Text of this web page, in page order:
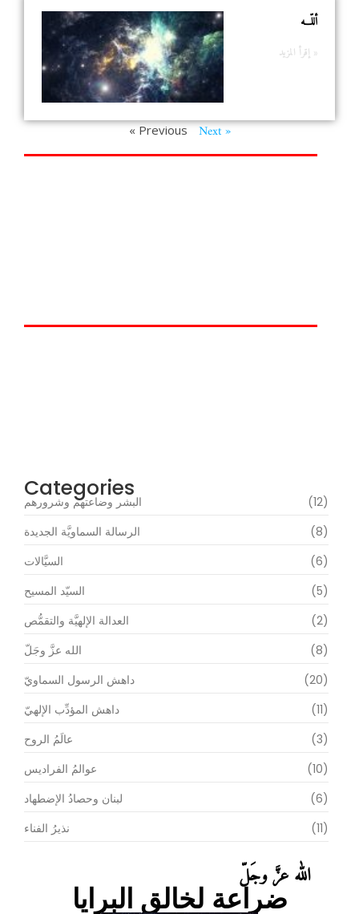
أللّـــه
إقرأ المزيد »
« Previous Next »
Categories
البشر وضاعتهم وشرورهم
(12)
الرسالة السماويَّة الجديدة
(8)
السيَّالات
(6)
السيّد المسيح
(5)
العدالة الإلهيَّة والتقمُّص
(2)
الله عزَّ وجَلّ
(8)
داهش الرسول السماويّ
(20)
داهش المؤدِّب الإلهيّ
(11)
عالَمُ الروح
(3)
عوالمُ الفراديس
(10)
لبنان وحصادُ الإضطهاد
(6)
نذيرُ الفناء
(11)
الله عزَّ وجَلّ
ضراعة لخالق البرايا